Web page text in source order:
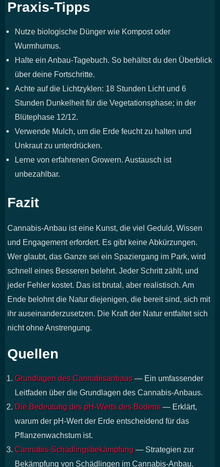
Praxis-Tipps
Nutze biologische Dünger wie Kompost oder
Wurmhumus.
Halte ein Anbau-Tagebuch. So behältst du den Überblick
über deine Fortschritte.
Achte auf die Lichtzyklen: 18 Stunden Licht und 6
Stunden Dunkelheit für die Vegetationsphase; in der
Blütephase 12/12.
Verwende Mulch, um die Erde feucht zu halten und
Unkraut zu unterdrücken.
Lerne von erfahrenen Growern. Austausch ist
unbezahlbar.
Fazit
Cannabis-Anbau ist eine Kunst, die viel Geduld, Wissen
und Engagement erfordert. Es gibt keine Abkürzungen.
Wer glaubt, das Ganze sei ein Spaziergang im Park, wird
schnell eines Besseren belehrt. Jeder Schritt zählt, und
jeder Fehler kostet. Das ist brutal, aber realistisch. Am
Ende belohnt die Natur diejenigen, die bereit sind, sich mit
ihr auseinanderzusetzen. Die Kraft der Natur entfaltet sich
nicht ohne Anstrengung.
Quellen
Grundlagen des Cannabisanbaus— Ein umfassender
Leitfaden über die Grundlagen des Cannabis-Anbaus.
Die Bedeutung des pH-Werts des Bodens— Erklärt,
warum der pH-Wert der Erde entscheidend für das
Pflanzenwachstum ist.
Cannabis-Schädlingsbekämpfung — Strategien zur
Bekämpfung von Schädlingen im Cannabis-Anbau.